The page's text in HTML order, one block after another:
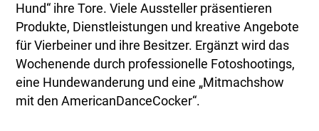
Hund“ ihre Tore. Viele Aussteller präsentieren
Produkte, Dienstleistungen und kreative Angebote
für Vierbeiner und ihre Besitzer. Ergänzt wird das
Wochenende durch professionelle Fotoshootings,
eine Hundewanderung und eine „Mitmachshow
mit den AmericanDanceCocker“.